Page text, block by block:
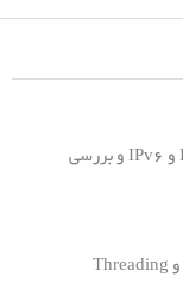
NAT، امنیت شبکه‌های IPv4 و IPv6 و بررسی